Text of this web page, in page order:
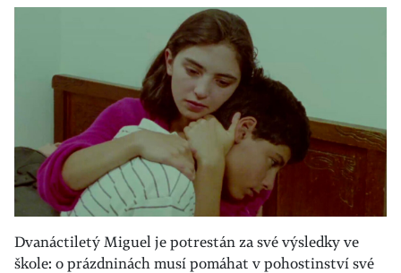
Dvanáctiletý Miguel je potrestán za své výsledky ve
škole: o prázdninách musí pomáhat v pohostinství své